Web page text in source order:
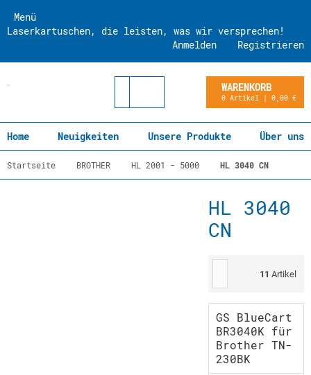
Menü
Laserkartuschen, die leisten, was wir versprechen!
Registrieren
Anmelden
WARENKORB
0 Artikel | 0,00 €
Home Neuigkeiten Unsere Produkte Über uns
Startseite BROTHER HL 2001 - 5000 HL 3040 CN
HL 3040
CN
11 Artikel
GS BlueCart
BR3040K für
Brother TN-
230BK